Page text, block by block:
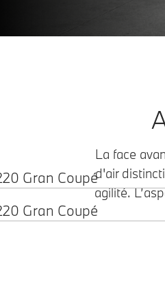
La face
d'air
agilité.
Gran Coupé
Gran Coupé